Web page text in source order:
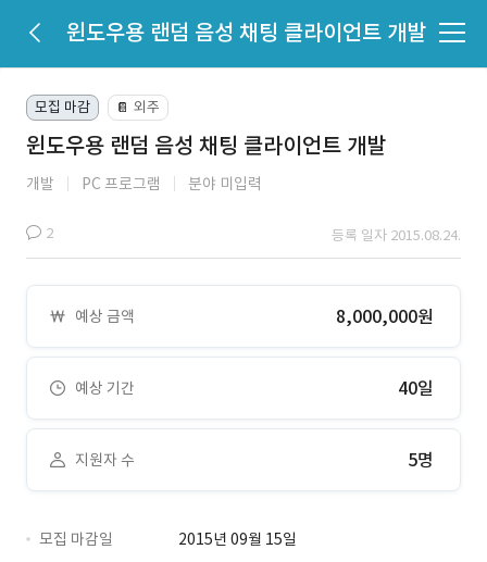
윈도우용 랜덤 음성 채팅 클라이언트 개발
모집 마감 📔 외주
윈도우용 랜덤 음성 채팅 클라이언트 개발
개발 PC 프로그램 분야 미입력
2 등록 일자 2015.08.24.
예상 금액 8,000,000원
예상 기간 40일
지원자 수 5명
모집 마감일
2015년 09월 15일